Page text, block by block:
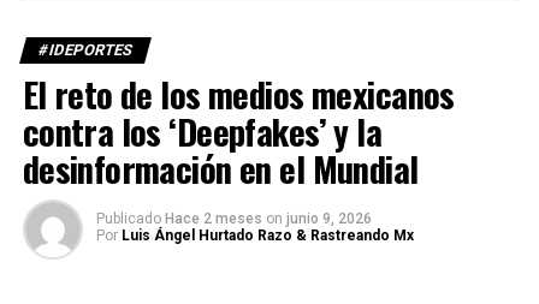
#IDEPORTES
El reto de los medios mexicanos
contra los ‘Deepfakes’ y la
desinformación en el Mundial
Publicado Hace 2 meses on junio 9, 2026
Por Luis Ángel Hurtado Razo & Rastreando Mx